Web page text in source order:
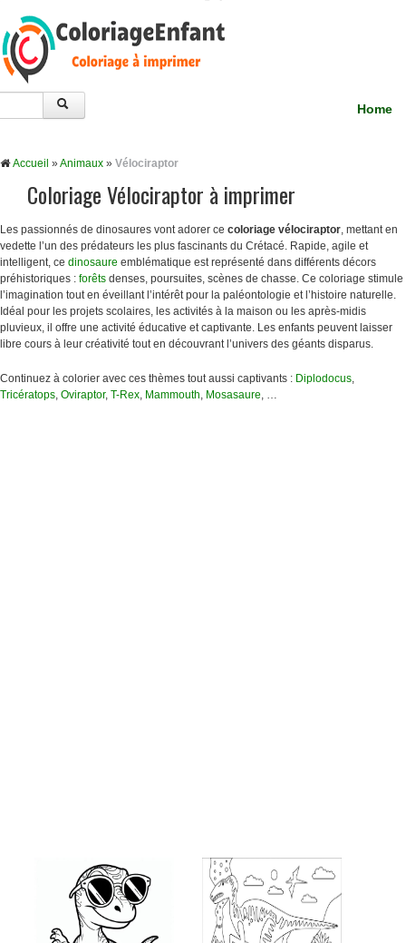
Home
Accueil »Animaux » Vélociraptor
Coloriage Vélociraptor à imprimer
Les passionnés de dinosaures vont adorer ce coloriage vélociraptor, mettant en
vedette l’un des prédateurs les plus fascinants du Crétacé. Rapide, agile et
intelligent, ce dinosaure emblématique est représenté dans différents décors
préhistoriques : forêts denses, poursuites, scènes de chasse. Ce coloriage stimule
l’imagination tout en éveillant l’intérêt pour la paléontologie et l’histoire naturelle.
Idéal pour les projets scolaires, les activités à la maison ou les après-midis
pluvieux, il offre une activité éducative et captivante. Les enfants peuvent laisser
libre cours à leur créativité tout en découvrant l’univers des géants disparus.
Continuez à colorier avec ces thèmes tout aussi captivants : Diplodocus,
Tricératops, Oviraptor, T-Rex, Mammouth, Mosasaure, …